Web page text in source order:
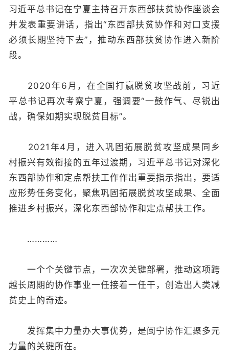
习近平总书记在宁夏主持召开东西部扶贫协作座谈会
并发表重要讲话，指出“东西部扶贫协作和对口支援
必须长期坚持下去”，推动东西部扶贫协作进入新阶
段。
2020年6月，在全国打赢脱贫攻坚战前，习近
平总书记再次考察宁夏，强调要“一鼓作气、尽锐出
战，确保如期实现脱贫目标”。
2021年4月，进入巩固拓展脱贫攻坚成果同乡
村振兴有效衔接的五年过渡期，习近平总书记对深化
东西部协作和定点帮扶工作作出重要指示指出，要适
应形势任务变化，聚焦巩固拓展脱贫攻坚成果、全面
推进乡村振兴，深化东西部协作和定点帮扶工作。
…………
一个个关键节点，一次次关键部署，推动这项跨
越长周期的协作事业一任接着一任干，创造出人类减
贫史上的奇迹。
发挥集中力量办大事优势，是闽宁协作汇聚多元
力量的关键所在。